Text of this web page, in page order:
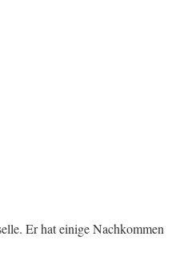
Er hat einige Nachkommen